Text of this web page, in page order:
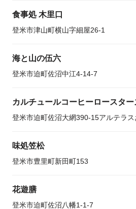
食事処 木里口
登米市津山町横山字細屋26-1
海と山の伍六
登米市迫町佐沼中江4-14-7
カルチュールコーヒーロースター
登米市迫町佐沼大網390-15アルテラ
味処笠松
登米市豊里町新田町153
花遊膳
登米市迫町佐沼八幡1-1-7